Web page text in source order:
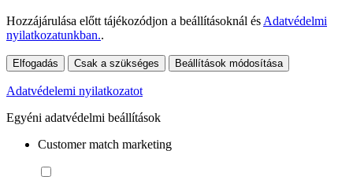
Hozzájárulása előtt tájékozódjon a beállításoknál és Adatvédelmi
nyilatkozatunkban..
Elfogadás Csak a szükséges Beállítások módosítása
Adatvédelemi nyilatkozatot
Egyéni adatvédelmi beállítások
Customer match marketing